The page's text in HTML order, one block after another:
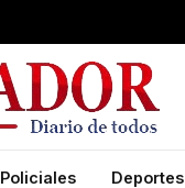
Policiales Deportes